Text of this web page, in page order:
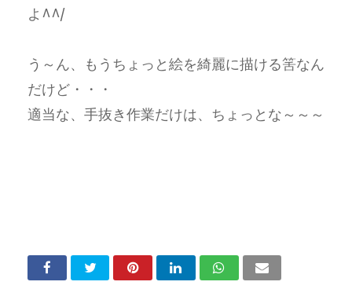
よ^^/
う～ん、もうちょっと絵を綺麗に描ける筈なん
だけど・・・
適当な、手抜き作業だけは、ちょっとな～～～